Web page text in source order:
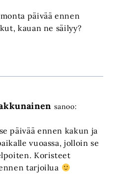
päivää ennen
kauan ne säilyy?
sanoo:
päivää ennen kakun ja
vuoassa, jolloin se
Koristeet
tarjoilua